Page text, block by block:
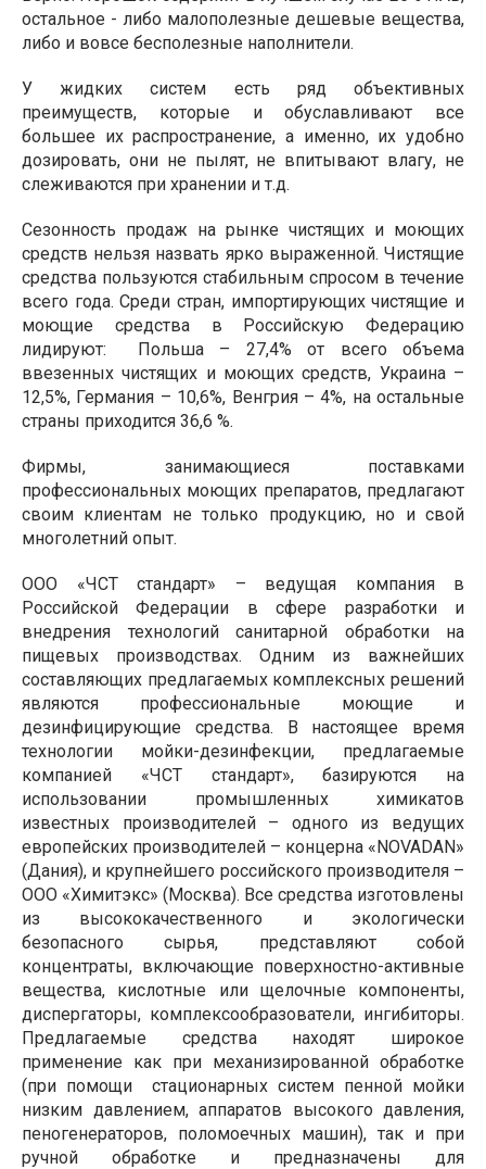
остальное - либо малополезные дешевые вещества,
либо и вовсе бесполезные наполнители.
У жидких систем есть ряд объективных
преимуществ, которые и обуславливают все
большее их распространение, а именно, их удобно
дозировать, они не пылят, не впитывают влагу, не
слеживаются при хранении и т.д.
Сезонность продаж на рынке чистящих и моющих
средств нельзя назвать ярко выраженной. Чистящие
средства пользуются стабильным спросом в течение
всего года. Среди стран, импортирующих чистящие и
моющие средства в Российскую Федерацию
лидируют:
Польша – 27,4% от всего объема
ввезенных чистящих и моющих средств, Украина –
12,5%, Германия – 10,6%, Венгрия – 4%, на остальные
страны приходится 36,6 %.
Фирмы, занимающиеся поставками
профессиональных моющих препаратов, предлагают
своим клиентам не только продукцию, но и свой
многолетний опыт.
ООО «ЧСТ стандарт» – ведущая компания в
Российской Федерации в сфере разработки и
внедрения технологий санитарной обработки на
пищевых производствах. Одним из важнейших
составляющих предлагаемых комплексных решений
являются профессиональные моющие и
дезинфицирующие средства. В настоящее время
технологии мойки-дезинфекции, предлагаемые
компанией «ЧСТ стандарт», базируются на
использовании промышленных химикатов
известных производителей – одного из ведущих
европейских производителей – концерна «NOVADAN»
(Дания), и крупнейшего российского производителя –
ООО «Химитэкс» (Москва). Все средства изготовлены
из высококачественного и экологически
безопасного сырья, представляют собой
концентраты, включающие поверхностно-активные
вещества, кислотные или щелочные компоненты,
диспергаторы, комплексообразователи, ингибиторы.
Предлагаемые средства находят широкое
применение как при механизированной обработке
(при помощи
стационарных систем пенной мойки
низким давлением, аппаратов высокого давления,
пеногенераторов, поломоечных машин), так и при
ручной обработке и предназначены для